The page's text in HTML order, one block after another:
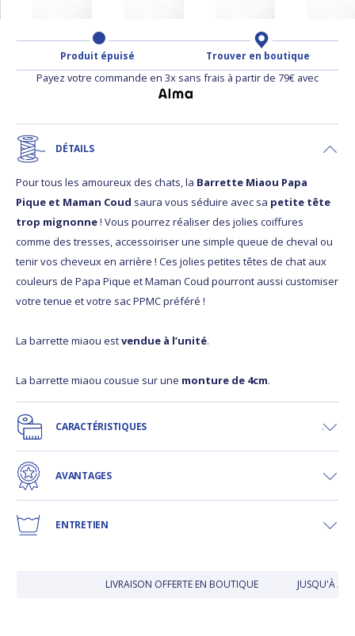
Produit épuisé Trouver en boutique
Payez votre commande en 3x sans frais à partir de 79€ avec
DÉTAILS
Pour tous les amoureux des chats, la Barrette Miaou Papa
Pique et Maman Coud saura vous séduire avec sa petite tête
trop mignonne! Vous pourrez réaliser des jolies coiffures
comme des tresses, accessoiriser une simple queue de cheval ou
tenir vos cheveux en arrière ! Ces jolies petites têtes de chat aux
couleurs de Papa Pique et Maman Coud pourront aussi customiser
votre tenue et votre sac PPMC préféré !
La barrette miaou estvendue à l’unité.
La barrette miaou cousue sur une monture de 4cm.
CARACTÉRISTIQUES
AVANTAGES
ENTRETIEN
LIVRAISON OFFERTE EN BOUTIQUE JUSQU'À 30